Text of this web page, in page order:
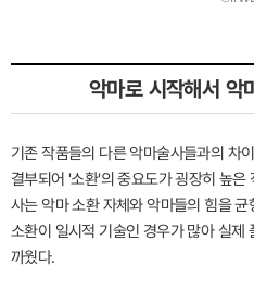
악마로 시작해서 악
기존 작품들의 다른 악마술사들과의 차
결부되어 '소환'의 중요도가 굉장히 높
사는 악마 소환 자체와 악마들의 힘을
소환이 일시적 기술인 경우가 많아 실제
까웠다.